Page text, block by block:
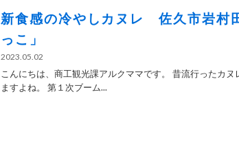
新食感の冷やしカヌレ 佐久市岩
っこ」
2023.05.02
こんにちは、商工観光課アルクママです。 昔流行ったカ
ますよね。 第１次ブーム...